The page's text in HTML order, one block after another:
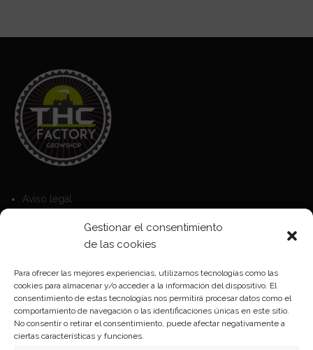
Gestionar el consentimiento
de las cookies
Para ofrecer las mejores experiencias, utilizamos tecnologías como las
cookies para almacenar y/o acceder a la información del dispositivo. El
consentimiento de estas tecnologías nos permitirá procesar datos como el
comportamiento de navegación o las identificaciones únicas en este sitio.
No consentir o retirar el consentimiento, puede afectar negativamente a
ciertas características y funciones.
Aviso legal
Política de Cookies
Política de privacidad
Formas de pago
Plazos y condiciones de envio
Politica de devoluciones